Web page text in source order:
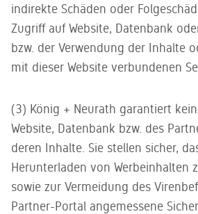
indirekte Schäden oder
Zugriff auf Website, Datenbank
bzw. der Verwendung der Inhalte
mit dieser Website verbundenen
(3) König + Neurath garantiert
Website, Datenbank bzw. des
deren Inhalte. Sie stellen sicher,
Herunterladen von Werbeinhalten
sowie zur Vermeidung des
Partner-Portal angemessene